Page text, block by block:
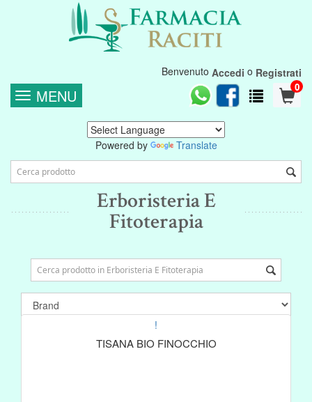
Benvenuto Accedi o Registrati
0
MENU
Powered by Translate
Erboristeria E
Fitoterapia
!
TISANA BIO FINOCCHIO